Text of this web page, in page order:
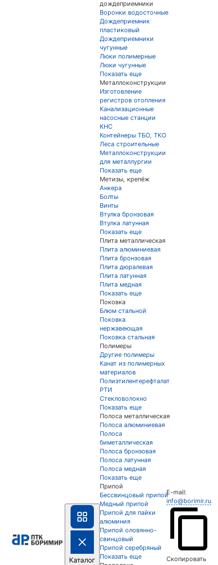
Каталог
дождеприемники
Воронки водосточные
Дождеприемник
пластиковый
Дождеприемники
чугунные
Люки полимерные
Люки чугунные
Показать еще
Металлоконструкции
Изготовление
регистров отопления
Канализационные
насосные станции
КНС
Контейнеры ТБО, ТКО
Леса строительные
Металлоконструкции
для металлургии
Показать еще
Метизы, крепёж
Анкера
Болты
Винты
Втулка бронзовая
Втулка латунная
Показать еще
Плита металлическая
Плита алюминиевая
Плита бронзовая
Плита дюралевая
Плита латунная
Плита медная
Показать еще
Поковка
Блюм стальной
Поковка
нержавеющая
Поковка стальная
Полимеры
Другие полимеры
Канат из полимерных
материалов
Полиэтилентерефталат
РТИ
Стекловолокно
Показать еще
Полоса металлическая
Полоса алюминиевая
Полоса
биметаллическая
Полоса бронзовая
Полоса латунная
Полоса медная
Показать еще
Припой
Бессвинцовый припой
Медный припой
Припой для пайки
алюминия
Припой оловянно-
свинцовый
Припой серебряный
Показать еще
E-mail:
info@borimir.ru
Скопировать